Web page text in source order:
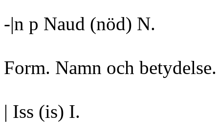
-|n p Naud (nöd) N.
Form. Namn och
| Iss (is) I.